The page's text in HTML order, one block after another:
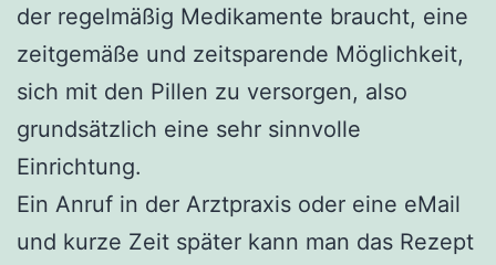
der regelmäßig Medikamente braucht, eine
zeitgemäße und zeitsparende Möglichkeit,
sich mit den Pillen zu versorgen, also
grundsätzlich eine sehr sinnvolle
Einrichtung.
Ein Anruf in der Arztpraxis oder eine eMail
und kurze Zeit später kann man das Rezept